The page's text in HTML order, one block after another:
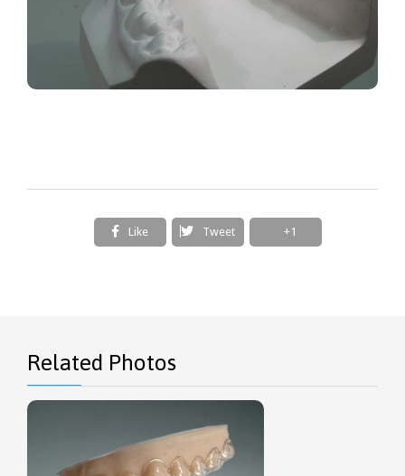
Like Tweet +1
Related Photos